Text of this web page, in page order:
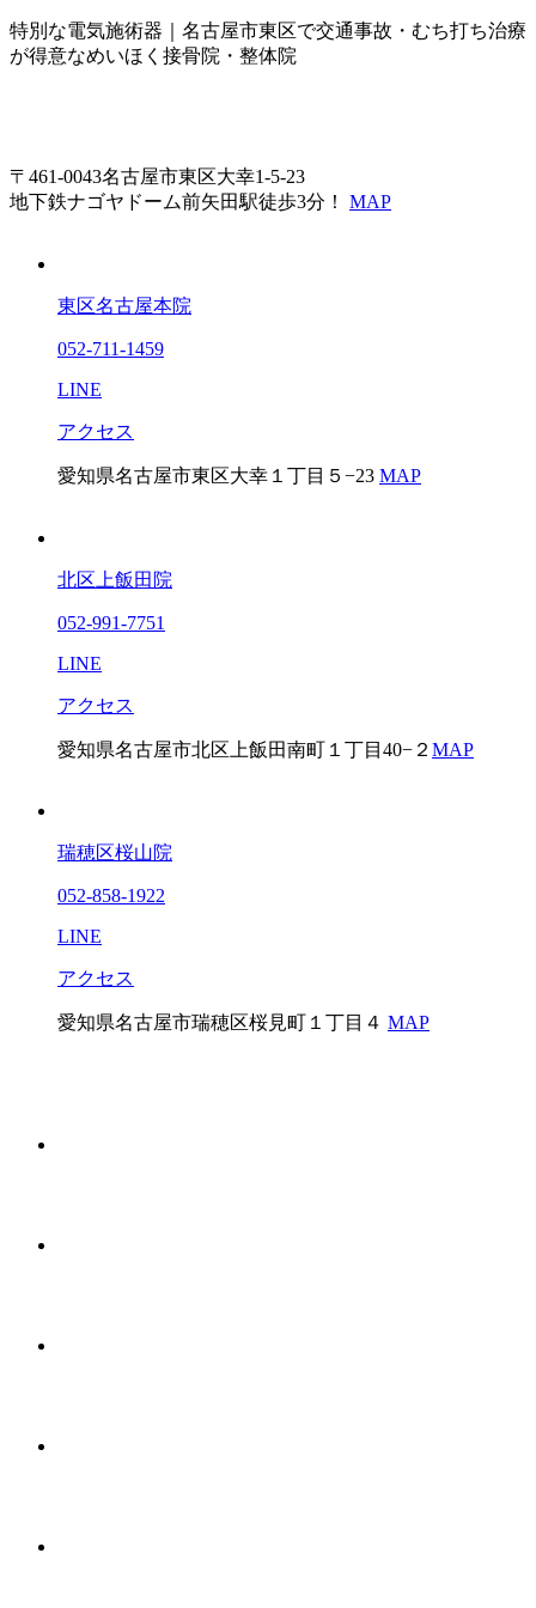
特別な電気施術器｜名古屋市東区で交通事故・むち打ち治療
が得意なめいほく接骨院・整体院
〒461-0043名古屋市東区大幸1-5-23
地下鉄ナゴヤドーム前矢田駅徒歩3分！ MAP
東区名古屋本院
052-711-1459
LINE
アクセス
愛知県名古屋市東区大幸１丁目５−23 MAP
北区上飯田院
052-991-7751
LINE
アクセス
愛知県名古屋市北区上飯田南町１丁目40−２ MAP
瑞穂区桜山院
052-858-1922
LINE
アクセス
愛知県名古屋市瑞穂区桜見町１丁目４ MAP